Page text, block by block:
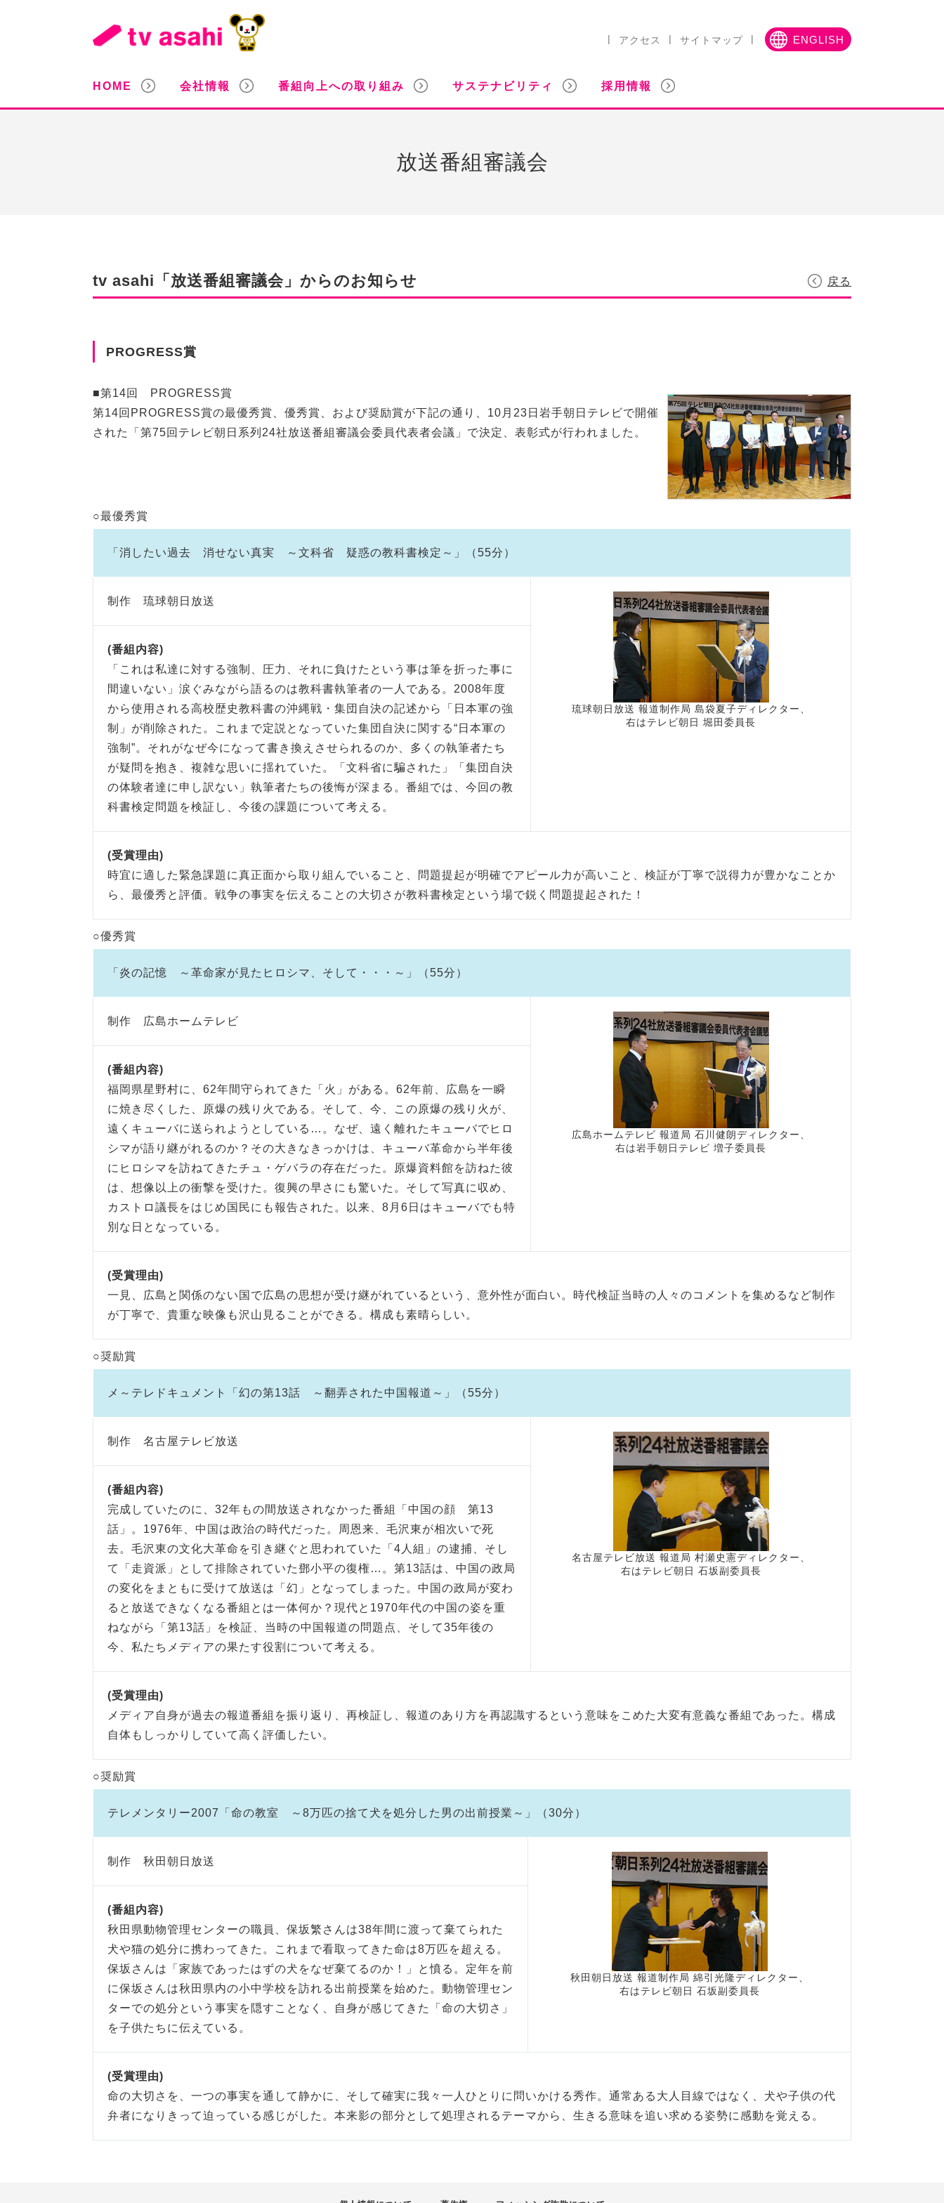
アクセス サイトマップ ENGLISH
HOME 会社情報 番組向上への取り組み サステナビリティ 採用情報
放送番組審議会
tv asahi「放送番組審議会」からのお知らせ 戻る
PROGRESS賞
■第14回 PROGRESS賞
第14回PROGRESS賞の最優秀賞、優秀賞、および奨励賞が下記の通り、10月23日岩手朝日テレビで開催
された「第75回テレビ朝日系列24社放送番組審議会委員代表者会議」で決定、表彰式が行われました。
○最優秀賞
「消したい過去 消せない真実 ～文科省 疑惑の教科書検定～」（55分）
制作 琉球朝日放送
琉球朝日放送 報道制作局 島袋夏子ディレクター、
右はテレビ朝日 堀田委員長
(番組内容)
「これは私達に対する強制、圧力、それに負けたという事は筆を折った事に
間違いない」涙ぐみながら語るのは教科書執筆者の一人である。2008年度
から使用される高校歴史教科書の沖縄戦・集団自決の記述から「日本軍の強
制」が削除された。これまで定説となっていた集団自決に関する“日本軍の
強制”。それがなぜ今になって書き換えさせられるのか、多くの執筆者たち
が疑問を抱き、複雑な思いに揺れていた。「文科省に騙された」「集団自決
の体験者達に申し訳ない」執筆者たちの後悔が深まる。番組では、今回の教
科書検定問題を検証し、今後の課題について考える。
(受賞理由)
時宜に適した緊急課題に真正面から取り組んでいること、問題提起が明確でアピール力が高いこと、検証が丁寧で説得力が豊かなことか
ら、最優秀と評価。戦争の事実を伝えることの大切さが教科書検定という場で鋭く問題提起された！
○優秀賞
「炎の記憶 ～革命家が見たヒロシマ、そして・・・～」（55分）
制作 広島ホームテレビ
広島ホームテレビ 報道局 石川健朗ディレクター、
右は岩手朝日テレビ 増子委員長
(番組内容)
福岡県星野村に、62年間守られてきた「火」がある。62年前、広島を一瞬
に焼き尽くした、原爆の残り火である。そして、今、この原爆の残り火が、
遠くキューバに送られようとしている…。なぜ、遠く離れたキューバでヒロ
シマが語り継がれるのか？その大きなきっかけは、キューバ革命から半年後
にヒロシマを訪ねてきたチュ・ゲバラの存在だった。原爆資料館を訪ねた彼
は、想像以上の衝撃を受けた。復興の早さにも驚いた。そして写真に収め、
カストロ議長をはじめ国民にも報告された。以来、8月6日はキューバでも特
別な日となっている。
(受賞理由)
一見、広島と関係のない国で広島の思想が受け継がれているという、意外性が面白い。時代検証当時の人々のコメントを集めるなど制作
が丁寧で、貴重な映像も沢山見ることができる。構成も素晴らしい。
○奨励賞
メ～テレドキュメント「幻の第13話 ～翻弄された中国報道～」（55分）
制作 名古屋テレビ放送
名古屋テレビ放送 報道局 村瀬史憲ディレクター、
右はテレビ朝日 石坂副委員長
(番組内容)
完成していたのに、32年もの間放送されなかった番組「中国の顔 第13
話」。1976年、中国は政治の時代だった。周恩来、毛沢東が相次いで死
去。毛沢東の文化大革命を引き継ぐと思われていた「4人組」の逮捕、そし
て「走資派」として排除されていた鄧小平の復権…。第13話は、中国の政局
の変化をまともに受けて放送は「幻」となってしまった。中国の政局が変わ
ると放送できなくなる番組とは一体何か？現代と1970年代の中国の姿を重
ねながら「第13話」を検証、当時の中国報道の問題点、そして35年後の
今、私たちメディアの果たす役割について考える。
(受賞理由)
メディア自身が過去の報道番組を振り返り、再検証し、報道のあり方を再認識するという意味をこめた大変有意義な番組であった。構成
自体もしっかりしていて高く評価したい。
○奨励賞
テレメンタリー2007「命の教室 ～8万匹の捨て犬を処分した男の出前授業～」（30分）
制作 秋田朝日放送
秋田朝日放送 報道制作局 綿引光隆ディレクター、
右はテレビ朝日 石坂副委員長
(番組内容)
秋田県動物管理センターの職員、保坂繁さんは38年間に渡って棄てられた
犬や猫の処分に携わってきた。これまで看取ってきた命は8万匹を超える。
保坂さんは「家族であったはずの犬をなぜ棄てるのか！」と憤る。定年を前
に保坂さんは秋田県内の小中学校を訪れる出前授業を始めた。動物管理セン
ターでの処分という事実を隠すことなく、自身が感じてきた「命の大切さ」
を子供たちに伝えている。
(受賞理由)
命の大切さを、一つの事実を通して静かに、そして確実に我々一人ひとりに問いかける秀作。通常ある大人目線ではなく、犬や子供の代
弁者になりきって迫っている感じがした。本来影の部分として処理されるテーマから、生きる意味を追い求める姿勢に感動を覚える。